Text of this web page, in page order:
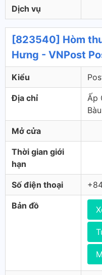
Dịch vụ
[823540] Hòm
Hưng - VNPost
Kiểu
Địa chỉ
Ấp
Mở cửa
Thời gian giới
hạn
Số điện thoại
Bản đồ